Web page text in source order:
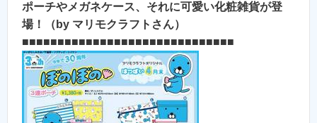
ポーチやメガネケース、それに可愛い化粧雑貨が登
場！（by マリモクラフトさん）
■■■■■■■■■■■■■■■■■■■■■■■■■■■■■■